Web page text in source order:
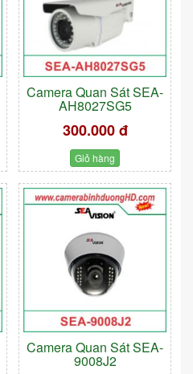
Camera Quan Sát SEA-
AH8027SG5
300.000 đ
Giỏ hàng
Camera Quan Sát SEA-
9008J2